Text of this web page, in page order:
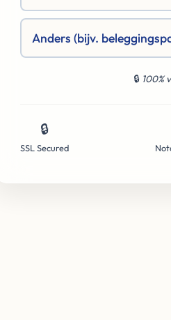
Anders (bijv.
🔒 100%
🔒
SSL Secured